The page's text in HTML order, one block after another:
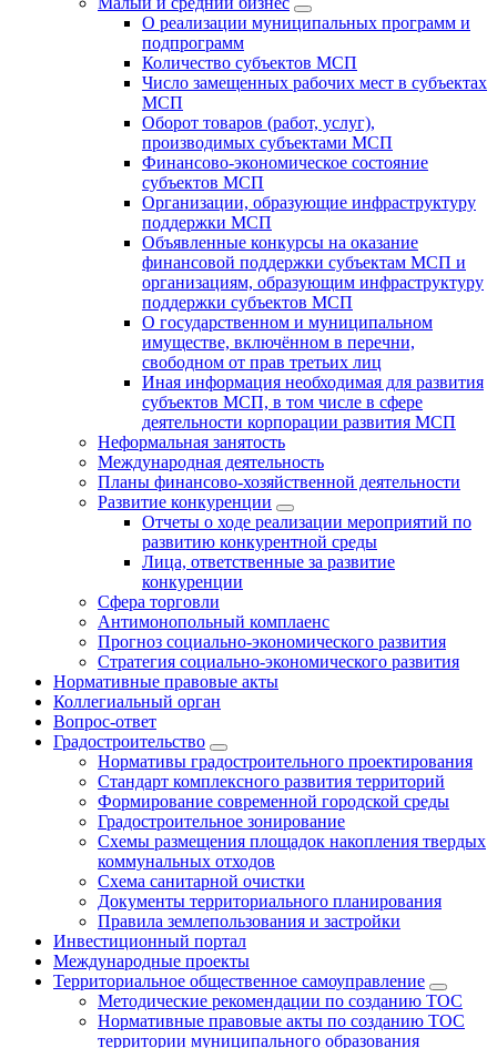
О реализации муниципальных программ и
подпрограмм
Количество субъектов МСП
Число замещенных рабочих мест в субъектах
МСП
Оборот товаров (работ, услуг),
производимых субъектами МСП
Финансово-экономическое состояние
субъектов МСП
Организации, образующие инфраструктуру
поддержки МСП
Объявленные конкурсы на оказание
финансовой поддержки субъектам МСП и
организациям, образующим инфраструктуру
поддержки субъектов МСП
О государственном и муниципальном
имуществе, включённом в перечни,
свободном от прав третьих лиц
Иная информация необходимая для развития
субъектов МСП, в том числе в сфере
деятельности корпорации развития МСП
Неформальная занятость
Международная деятельность
Планы финансово-хозяйственной деятельности
Развитие конкуренции
Отчеты о ходе реализации мероприятий по
развитию конкурентной среды
Лица, ответственные за развитие
конкуренции
Сфера торговли
Антимонопольный комплаенс
Прогноз социально-экономического развития
Стратегия социально-экономического развития
Нормативные правовые акты
Коллегиальный орган
Вопрос-ответ
Градостроительство
Нормативы градостроительного проектирования
Стандарт комплексного развития территорий
Формирование современной городской среды
Градостроительное зонирование
Схемы размещения площадок накопления твердых
коммунальных отходов
Схема санитарной очистки
Документы территориального планирования
Правила землепользования и застройки
Инвестиционный портал
Международные проекты
Территориальное общественное самоуправление
Методические рекомендации по созданию ТОС
Нормативные правовые акты по созданию ТОС
территории муниципального образования